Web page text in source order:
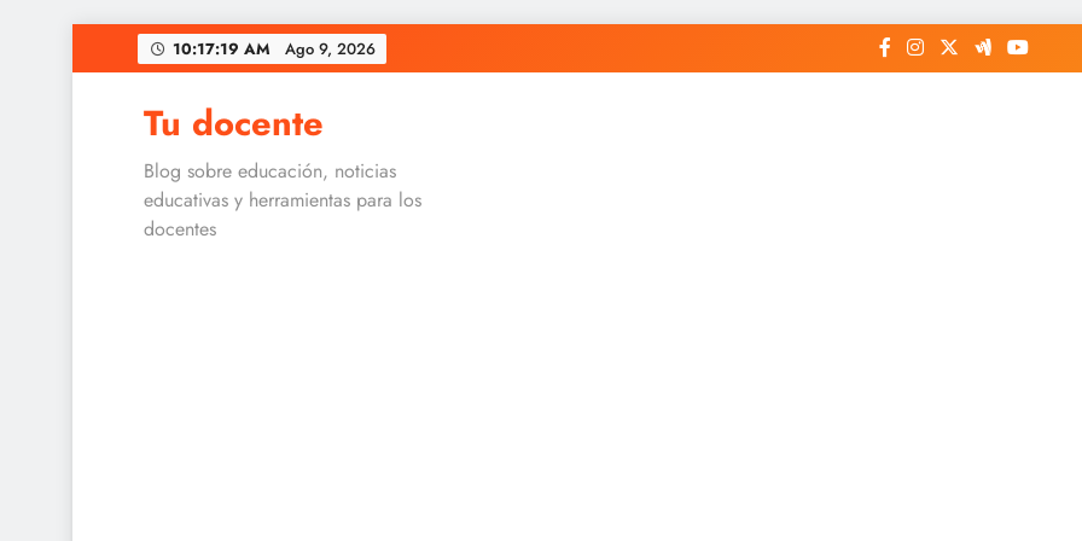
to
10:17:20 AM Ago 9, 2026
Tu docente
Blog sobre educación, noticias
educativas y herramientas para los
docentes